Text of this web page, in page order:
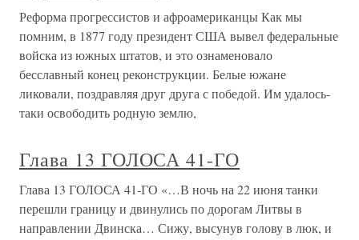
Реформа прогрессистов и афроамериканцы Как мы
помним, в 1877 году президент США вывел федеральные
войска из южных штатов, и это ознаменовало
бесславный конец реконструкции. Белые южане
ликовали, поздравляя друг друга с победой. Им удалось-
таки освободить родную землю,
Глава 13 ГОЛОСА 41-ГО
Глава 13 ГОЛОСА 41-ГО «…В ночь на 22 июня танки
перешли границу и двинулись по дорогам Литвы в
направлении Двинска… Сижу, высунув голову в люк, и